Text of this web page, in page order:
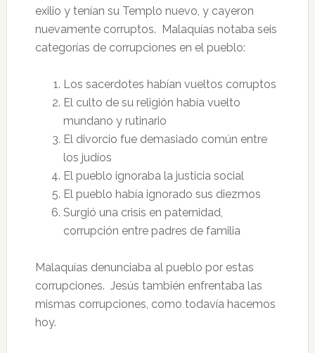
exilio y tenían su Templo nuevo, y cayeron
nuevamente corruptos. Malaquías notaba seis
categorías de corrupciones en el pueblo:
Los sacerdotes habían vueltos corruptos
El culto de su religión había vuelto
mundano y rutinario
El divorcio fue demasiado común entre
los judíos
El pueblo ignoraba la justicia social
El pueblo había ignorado sus diezmos
Surgió una crisis en paternidad,
corrupción entre padres de familia
Malaquías denunciaba al pueblo por estas
corrupciones. Jesús también enfrentaba las
mismas corrupciones, como todavía hacemos
hoy.